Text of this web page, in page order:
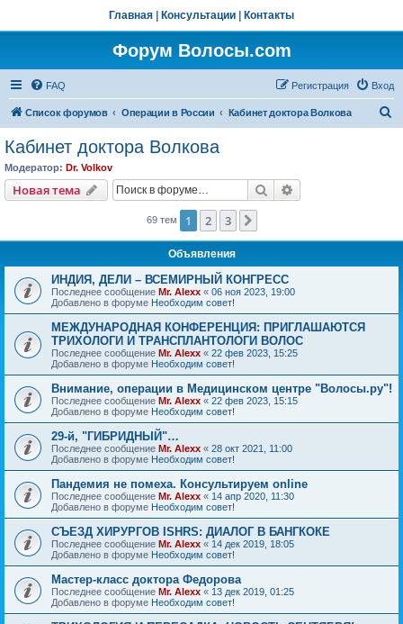
Главная Консультации Контакты
Форум Волосы.com
FAQ Вход
Регистрация
Список форумов Операции в России Кабинет доктора Волкова
Кабинет доктора Волкова
Модератор: Dr. Volkov
Новая тема Поиск
69 тем 1 2 3
Объявления
ИНДИЯ, ДЕЛИ – ВСЕМИРНЫЙ КОНГРЕСС
Последнее сообщение Mr. Alexx « 06 ноя 2023, 19:00
Добавлено в форуме Необходим совет!
МЕЖДУНАРОДНАЯ КОНФЕРЕНЦИЯ: ПРИГЛАШАЮТСЯ
ТРИХОЛОГИ И ТРАНСПЛАНТОЛОГИ ВОЛОС
Последнее сообщение Mr. Alexx « 22 фев 2023, 15:25
Добавлено в форуме Необходим совет!
Внимание, операции в Медицинском центре "Волосы.ру"!
Последнее сообщение Mr. Alexx « 22 фев 2023, 15:15
Добавлено в форуме Необходим совет!
29-й, "ГИБРИДНЫЙ"…
Последнее сообщение Mr. Alexx « 28 окт 2021, 11:00
Добавлено в форуме Необходим совет!
Пандемия не помеха. Консультируем online
Последнее сообщение Mr. Alexx « 14 апр 2020, 11:30
Добавлено в форуме Необходим совет!
СЪЕЗД ХИРУРГОВ ISHRS: ДИАЛОГ В БАНГКОКЕ
Последнее сообщение Mr. Alexx « 14 дек 2019, 18:05
Добавлено в форуме Необходим совет!
Мастер-класс доктора Федорова
Последнее сообщение Mr. Alexx « 13 дек 2019, 01:25
Добавлено в форуме Необходим совет!